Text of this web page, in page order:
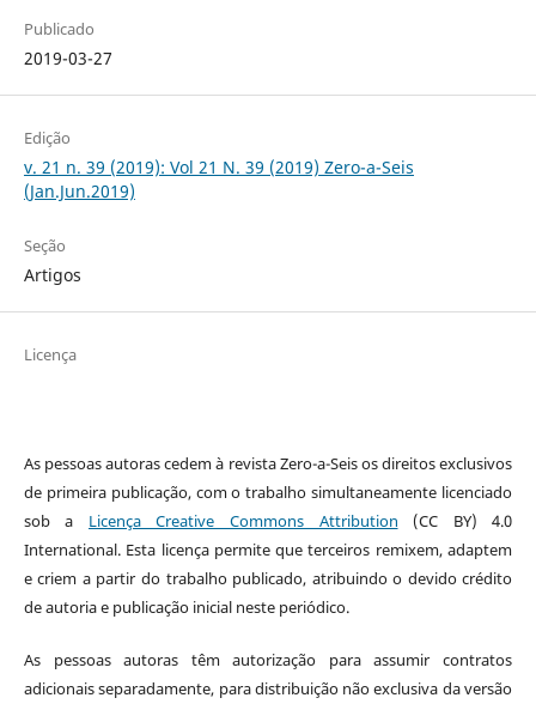
Publicado
2019-03-27
Edição
v. 21 n. 39 (2019): Vol 21 N. 39 (2019) Zero-a-Seis
(Jan.Jun.2019)
Seção
Artigos
Licença
As pessoas autoras cedem à revista Zero-a-Seis os direitos exclusivos
de primeira publicação, com o trabalho simultaneamente licenciado
sob a Licença Creative Commons Attribution (CC BY) 4.0
International. Esta licença permite que terceiros remixem, adaptem
e criem a partir do trabalho publicado, atribuindo o devido crédito
de autoria e publicação inicial neste periódico.
As pessoas autoras têm autorização para assumir contratos
adicionais separadamente, para distribuição não exclusiva da versão